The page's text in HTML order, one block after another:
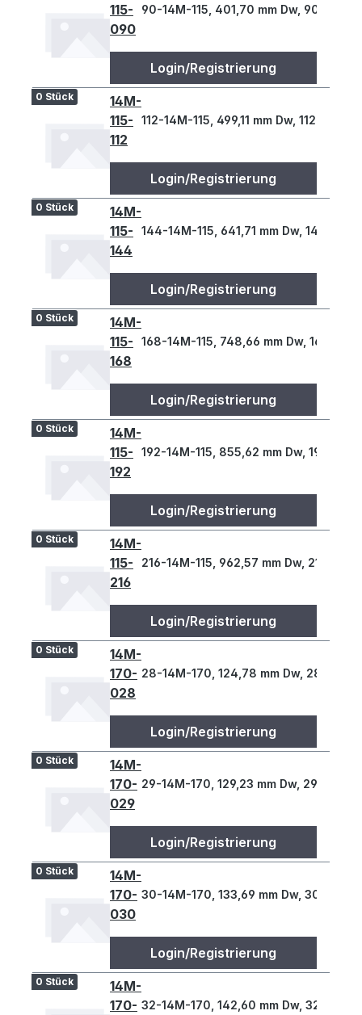
115-
090
90-14M-115, 401,70 mm Dw, 90 Z., 14
Login/Registrierung
0 Stück
14M-
115-
112
112-14M-115, 499,11 mm Dw, 112 Z., 14 T
Login/Registrierung
0 Stück
14M-
115-
144
144-14M-115, 641,71 mm Dw, 144 Z.,
Login/Registrierung
0 Stück
14M-
115-
168
168-14M-115, 748,66 mm Dw, 168 Z.,
Login/Registrierung
0 Stück
14M-
115-
192
192-14M-115, 855,62 mm Dw, 192 Z.,
Login/Registrierung
0 Stück
14M-
115-
216
216-14M-115, 962,57 mm Dw, 216 Z.,
Login/Registrierung
0 Stück
14M-
170-
028
28-14M-170, 124,78 mm Dw, 28 Z., 14
Login/Registrierung
0 Stück
14M-
170-
029
29-14M-170, 129,23 mm Dw, 29 Z., 14 T
Login/Registrierung
0 Stück
14M-
170-
030
30-14M-170, 133,69 mm Dw, 30 Z., 14
Login/Registrierung
0 Stück
14M-
170- 32-14M-170, 142,60 mm Dw, 32 Z., 14